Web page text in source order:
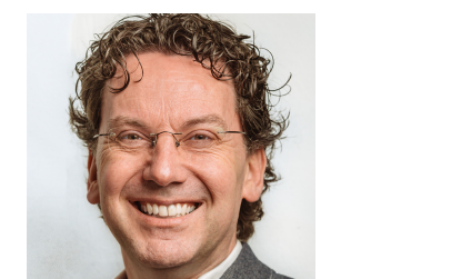
David Zeman
06 - 46 00 31 60
Vertrouwen, ik ben VOOR.
Lees meer